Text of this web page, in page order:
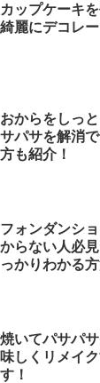
カップケーキ
綺麗にデコレ
おからをしっ
サパサを解消
方も紹介！
フォンダンシ
からない人必
っかりわかる方
焼いてパサパ
味しくリメイ
す！